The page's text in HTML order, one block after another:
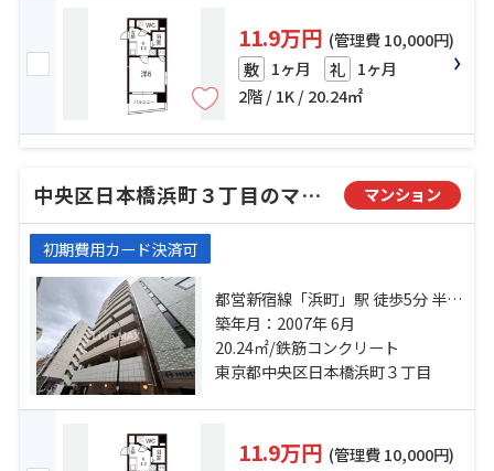
11.9万円 (管理費 10,000円)
敷 1ヶ月 礼 1ヶ月
2階 / 1K / 20.24㎡
中央区日本橋浜町３丁目のマンション マンション
初期費用カード決済可
都営新宿線「浜町」駅 徒歩5分 半蔵
門線「水天宮前」駅 徒歩9分 日比谷
線「人形町」駅 徒歩12分
築年月：2007年 6月
20.24㎡/鉄筋コンクリート
東京都中央区日本橋浜町３丁目
11.9万円 (管理費 10,000円)